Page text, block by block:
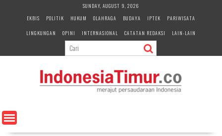
e
n
SUNDAY, AUGUST 9, 2026
EKBIS
POLITIK HUKUM OLAHRAGA BUDAYA IPTEK
PARIWISATA
LINGKUNGAN
OPINI INTERNASIONAL CATATAN REDAKSI LAIN-LAIN